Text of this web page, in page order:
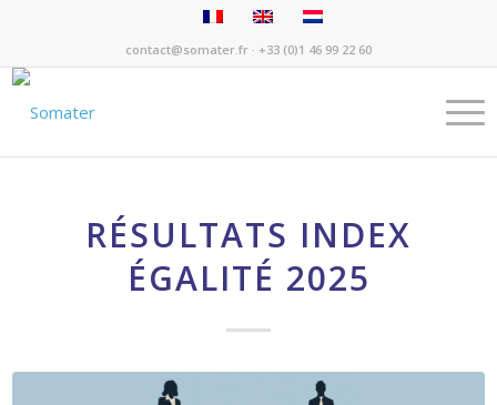
contact@somater.fr · +33 (0)1 46 99 22 60
RÉSULTATS INDEX
ÉGALITÉ 2025